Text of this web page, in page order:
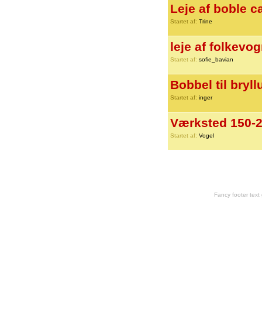
Leje af boble
Startet af: Trine
leje af
Startet af: sofie_bavian
Bobbel til
Startet af: inger
Værksted 150-
Startet af: Vogel
Fancy footer